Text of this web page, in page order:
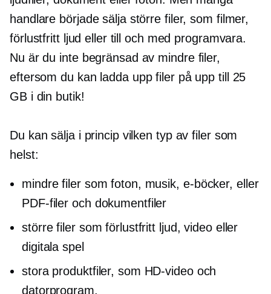
handlare började sälja större filer, som filmer,
förlustfritt ljud eller till och med programvara.
Nu är du inte begränsad av mindre filer,
eftersom du kan ladda upp filer på upp till 25
GB i din butik!
Du kan sälja i princip vilken typ av filer som
helst:
mindre filer som foton, musik, e-böcker, eller
PDF-filer och dokumentfiler
större filer som förlustfritt ljud, video eller
digitala spel
stora produktfiler, som HD-video och
datorprogram.